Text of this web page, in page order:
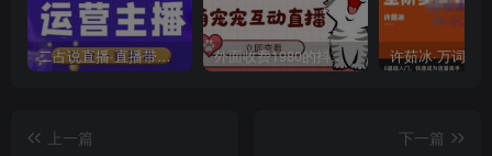
二占说直播·直播带货主播运营课程，主播运营二合一实操课 外面收费1980的抖音萌宠宠直播项目，可虚拟人直播，抖音报白，实时互动直播【软件+详细教程】
上一篇
下一篇